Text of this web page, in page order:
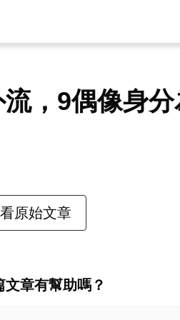
，9偶像身
原始文章
文章有幫助嗎？